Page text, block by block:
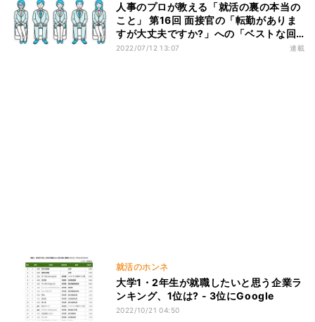
人事のプロが教える「就活の裏の本当の
こと」 第16回 面接官の「転勤がありま
すが大丈夫ですか?」への「ベストな回
答」の考え方
2022/07/12 13:07 連載
就活のホンネ
大学1・2年生が就職したいと思う企業ラ
ンキング、1位は? - 3位にGoogle
2022/10/21 04:50